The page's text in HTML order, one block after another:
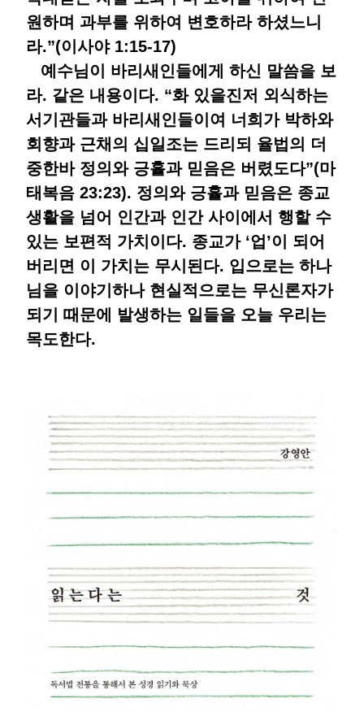
원하며 과부를 위하여 변호하라 하셨느니
라.”(이사야 1:15-17)
예수님이 바리새인들에게 하신 말씀을 보
라. 같은 내용이다. “화 있을진저 외식하는
서기관들과 바리새인들이여 너희가 박하와
회향과 근채의 십일조는 드리되 율법의 더
중한바 정의와 긍휼과 믿음은 버렸도다”(마
태복음 23:23). 정의와 긍휼과 믿음은 종교
생활을 넘어 인간과 인간 사이에서 행할 수
있는 보편적 가치이다. 종교가 ‘업’이 되어
버리면 이 가치는 무시된다. 입으로는 하나
님을 이야기하나 현실적으로는 무신론자가
되기 때문에 발생하는 일들을 오늘 우리는
목도한다.